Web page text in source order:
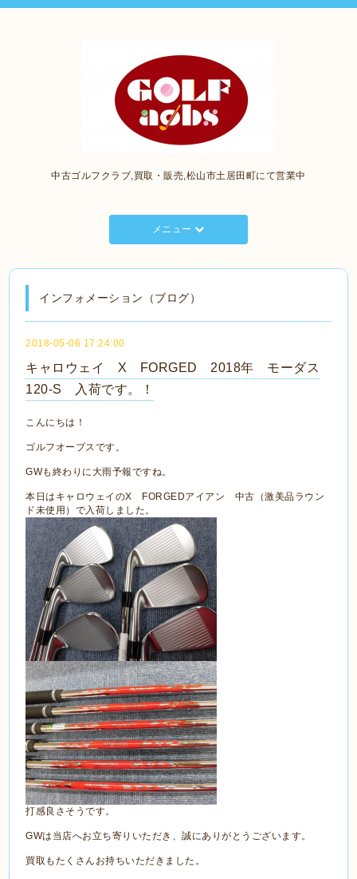
中古ゴルフクラブ,買取・販売,松山市土居田町にて営業中
メニュー
インフォメーション（ブログ）
2018-05-06 17:24:00
キャロウェイ X FORGED 2018年 モーダス
120-S 入荷です。！
こんにちは！
ゴルフオーブスです。
GWも終わりに大雨予報ですね。
本日はキャロウェイのX FORGEDアイアン 中古（激美品ラウン
ド未使用）で入荷しました。
打感良さそうです。
GWは当店へお立ち寄りいただき、誠にありがとうございます。
買取もたくさんお持ちいただきました。